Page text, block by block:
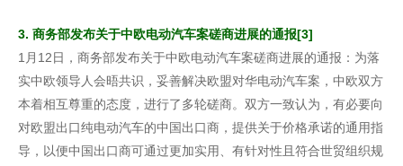
3. 商务部发布关于中欧电动汽车案磋商进展的通报[3]
1月12日，商务部发布关于中欧电动汽车案磋商进展的通报：为落
实中欧领导人会晤共识，妥善解决欧盟对华电动汽车案，中欧双方
本着相互尊重的态度，进行了多轮磋商。双方一致认为，有必要向
对欧盟出口纯电动汽车的中国出口商，提供关于价格承诺的通用指
导，以便中国出口商可通过更加实用、有针对性且符合世贸组织规